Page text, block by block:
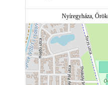
Nyíregyháza,